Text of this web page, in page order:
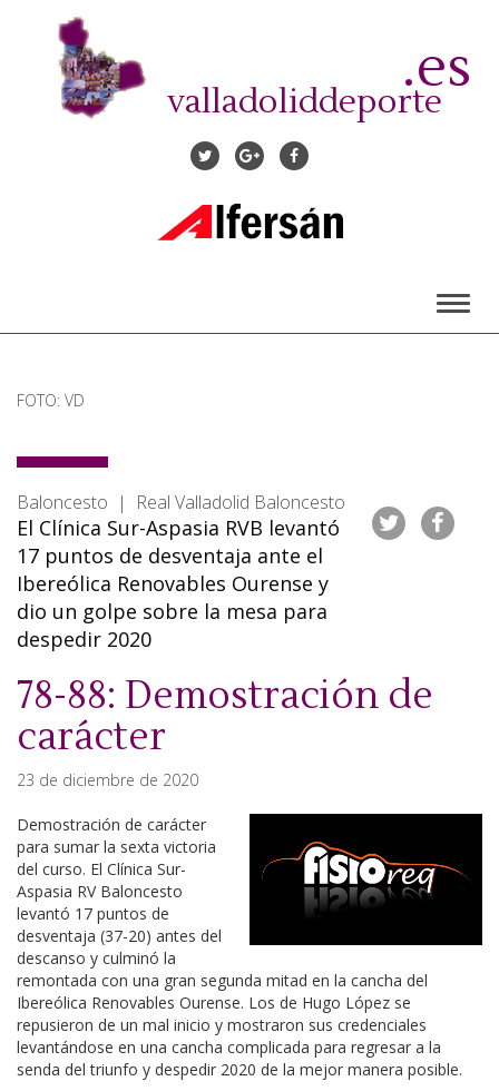
contenido
valladoliddeporte
.es
FOTO: VD
Baloncesto | Real Valladolid Baloncesto
El Clínica Sur-Aspasia RVB levantó
17 puntos de desventaja ante el
Ibereólica Renovables Ourense y
dio un golpe sobre la mesa para
despedir 2020
78-88: Demostración de
carácter
23 de diciembre de 2020
Demostración de carácter
para sumar la sexta victoria
del curso. El Clínica Sur-
Aspasia RV Baloncesto
levantó 17 puntos de
desventaja (37-20) antes del
descanso y culminó la
remontada con una gran segunda mitad en la cancha del
Ibereólica Renovables Ourense. Los de Hugo López se
repusieron de un mal inicio y mostraron sus credenciales
levantándose en una cancha complicada para regresar a la
senda del triunfo y despedir 2020 de la mejor manera posible.